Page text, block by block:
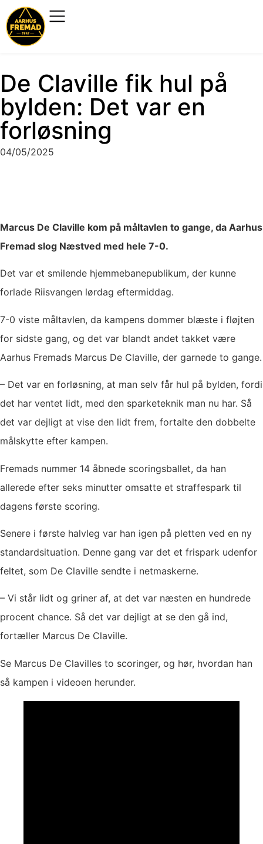
De Claville fik hul på
bylden: Det var en
forløsning
04/05/2025
Marcus De Claville kom på måltavlen to gange, da Aarhus
Fremad slog Næstved med hele 7-0.
Det var et smilende hjemmebanepublikum, der kunne
forlade Riisvangen lørdag eftermiddag.
7-0 viste måltavlen, da kampens dommer blæste i fløjten
for sidste gang, og det var blandt andet takket være
Aarhus Fremads Marcus De Claville, der garnede to gange.
– Det var en forløsning, at man selv får hul på bylden, fordi
det har ventet lidt, med den sparketeknik man nu har. Så
det var dejligt at vise den lidt frem, fortalte den dobbelte
målskytte efter kampen.
Fremads nummer 14 åbnede scoringsballet, da han
allerede efter seks minutter omsatte et straffespark til
dagens første scoring.
Senere i første halvleg var han igen på pletten ved en ny
standardsituation. Denne gang var det et frispark udenfor
feltet, som De Claville sendte i netmaskerne.
– Vi står lidt og griner af, at det var næsten en hundrede
procent chance. Så det var dejligt at se den gå ind,
fortæller Marcus De Claville.
Se Marcus De Clavilles to scoringer, og hør, hvordan han
så kampen i videoen herunder.